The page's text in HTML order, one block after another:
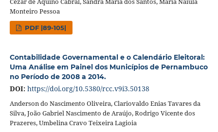
Monteiro Pessoa
PDF |89-105|
Contabilidade Governamental e o Calendário Eleitoral:
Uma Análise em Painel dos Municípios de Pernambuco
no Período de 2008 a 2014.
DOI: https://doi.org/10.5380/rcc.v9i3.50138
Anderson do Nascimento Oliveira, Clariovaldo Enias Tavares da
Silva, João Gabriel Nascimento de Araújo, Rodrigo Vicente dos
Prazeres, Umbelina Cravo Teixeira Lagioia